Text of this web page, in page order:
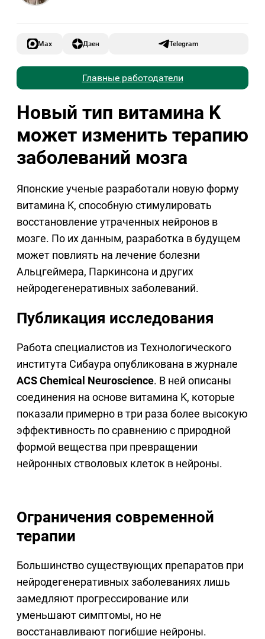
Max Дзен Telegram
Главные работодатели
Новый тип витамина K
может изменить терапию
заболеваний мозга
Японские ученые разработали новую форму
витамина K, способную стимулировать
восстановление утраченных нейронов в
мозге. По их данным, разработка в будущем
может повлиять на лечение болезни
Альцгеймера, Паркинсона и других
нейродегенеративных заболеваний.
Публикация исследования
Работа специалистов из Технологического
института Сибаура опубликована в журнале
ACS Chemical Neuroscience. В ней описаны
соединения на основе витамина K, которые
показали примерно в три раза более высокую
эффективность по сравнению с природной
формой вещества при превращении
нейронных стволовых клеток в нейроны.
Ограничения современной
терапии
Большинство существующих препаратов при
нейродегенеративных заболеваниях лишь
замедляют прогрессирование или
уменьшают симптомы, но не
восстанавливают погибшие нейроны.